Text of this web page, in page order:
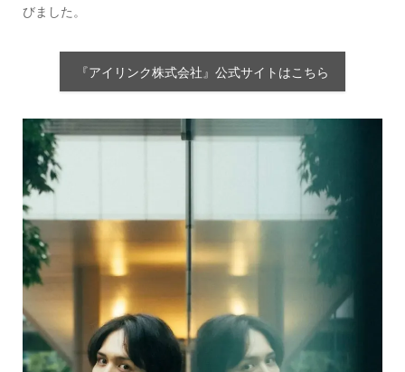
びました。
『アイリンク株式会社』公式サイトはこちら